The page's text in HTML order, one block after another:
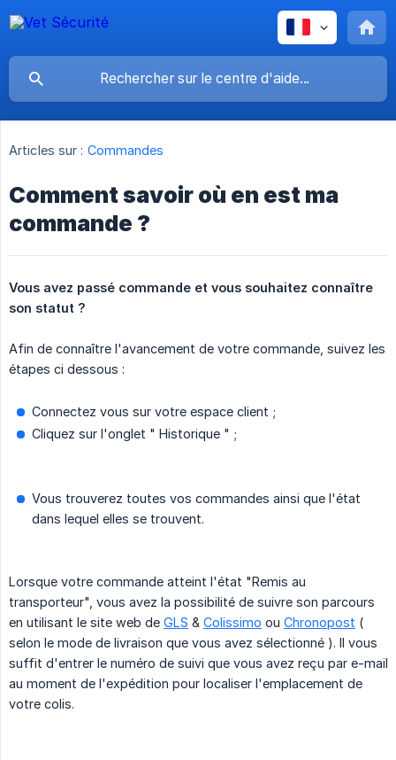
Articles sur : Commandes
Comment savoir où en est ma
commande ?
Vous avez passé commande et vous souhaitez connaître
son statut ?
Afin de connaître l'avancement de votre commande, suivez les
étapes ci dessous :
Connectez vous sur votre espace client ;
Cliquez sur l'onglet " Historique " ;
Vous trouverez toutes vos commandes ainsi que l'état
dans lequel elles se trouvent.
Lorsque votre commande atteint l'état "Remis au
transporteur", vous avez la possibilité de suivre son parcours
en utilisant le site web de GLS & Colissimo ou Chronopost (
selon le mode de livraison que vous avez sélectionné ). Il vous
suffit d'entrer le numéro de suivi que vous avez reçu par e-mail
au moment de l'expédition pour localiser l'emplacement de
votre colis.